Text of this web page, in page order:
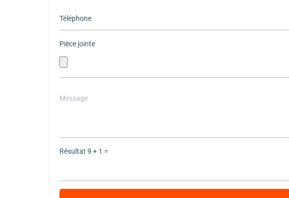
Pièce jointe
leave
Résultat 9 + 1 =